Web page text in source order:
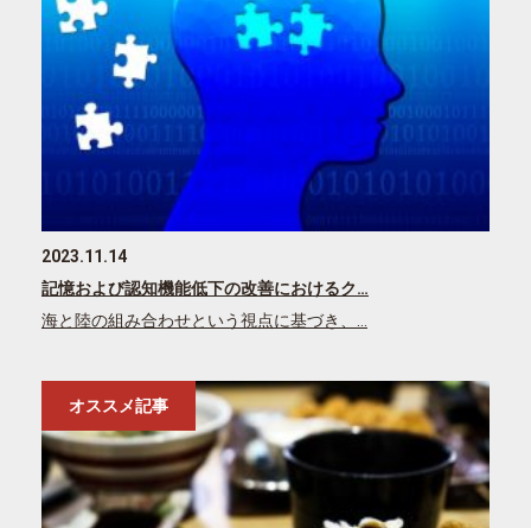
2023.11.14
記憶および認知機能低下の改善におけるク…
海と陸の組み合わせという視点に基づき、…
オススメ記事